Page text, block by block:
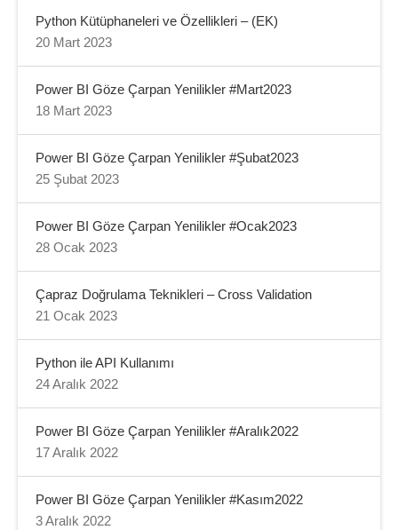
Python Kütüphaneleri ve Özellikleri – (EK)
20 Mart 2023
Power BI Göze Çarpan Yenilikler #Mart2023
18 Mart 2023
Power BI Göze Çarpan Yenilikler #Şubat2023
25 Şubat 2023
Power BI Göze Çarpan Yenilikler #Ocak2023
28 Ocak 2023
Çapraz Doğrulama Teknikleri – Cross Validation
21 Ocak 2023
Python ile API Kullanımı
24 Aralık 2022
Power BI Göze Çarpan Yenilikler #Aralık2022
17 Aralık 2022
Power BI Göze Çarpan Yenilikler #Kasım2022
3 Aralık 2022